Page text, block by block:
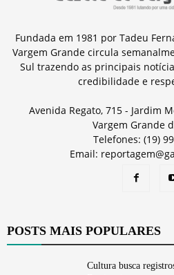
Fundada em 1981 por Tadeu
Vargem Grande circula
Sul trazendo as principais
credibilidade e
Avenida Regato, 715 - Jardim
Vargem Grande
Telefones: (19)
Email:
POSTS MAIS POPULARES
Cultura busca